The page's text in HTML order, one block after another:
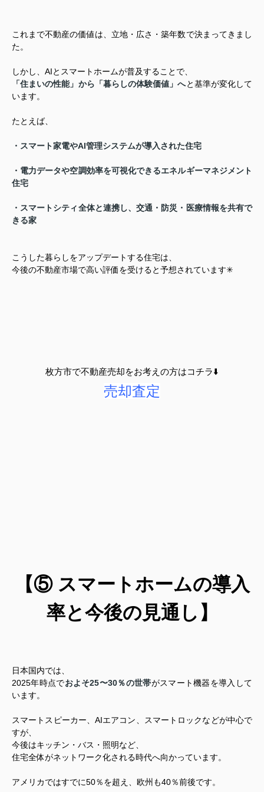
これまで不動産の価値は、立地・広さ・築年数で決まってきまし
た。
しかし、AIとスマートホームが普及することで、
「住まいの性能」から「暮らしの体験価値」へと基準が変化して
います。
たとえば、
・スマート家電やAI管理システムが導入された住宅
・電力データや空調効率を可視化できるエネルギーマネジメント
住宅
・スマートシティ全体と連携し、交通・防災・医療情報を共有で
きる家
こうした暮らしをアップデートする住宅は、
今後の不動産市場で高い評価を受けると予想されています✳︎
枚方市で不動産売却をお考えの方はコチラ⬇️
売却査定
【⑤ スマートホームの導入
率と今後の見通し】
日本国内では、
2025年時点でおよそ25〜30％の世帯がスマート機器を導入 して
います。
スマートスピーカー、AIエアコン、スマートロックなどが中心で
すが、
今後はキッチン・バス・照明など、
住宅全体がネットワーク化される時代へ向かっています。
アメリカではすでに50％を超え、欧州も40％前後です。